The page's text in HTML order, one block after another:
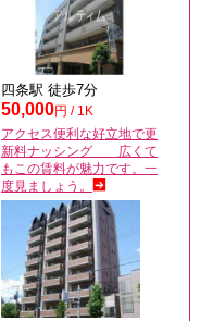
四条駅 徒歩7分
50,000円 / 1K
アクセス便利な好立地で更
新料ナッシング 広くて
もこの賃料が魅力です。一
度見ましょう。